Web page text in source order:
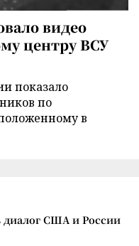
видео
центру ВСУ
показало
по
в
диалог США и России